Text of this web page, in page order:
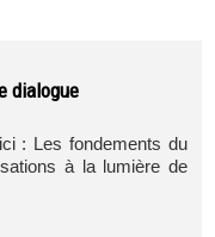
dialogue
: Les fondements du
à la lumière de